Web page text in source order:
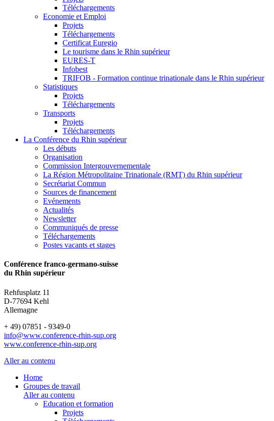
Téléchargements
Economie et Emploi
Projets
Téléchargements
Certificat Euregio
Le tourisme dans le Rhin supérieur
EURES-T
Infobest
TRIFOB - Formation continue trinationale dans le Rhin supérieur
Statistiques
Projets
Téléchargements
Transports
Projets
Téléchargements
La Conférence du Rhin supérieur
Les débuts
Organisation
Commission Intergouvernementale
La Région Métropolitaine Trinationale (RMT) du Rhin supérieur
Secrétariat Commun
Sources de financement
Evénements
Actualités
Newsletter
Communiqués de presse
Téléchargements
Postes vacants et stages
Conférence franco-germano-suisse
du Rhin supérieur
Rehfusplatz 11
D-77694 Kehl
Allemagne
+ 49) 07851 - 9349-0
info@www.conference-rhin-sup.org
www.conference-rhin-sup.org
Aller au contenu
Home
Groupes de travail
Aller au contenu
Education et formation
Projets